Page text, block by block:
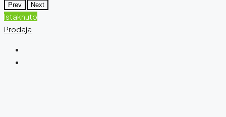
Prev Next
Istaknuto
Prodaja